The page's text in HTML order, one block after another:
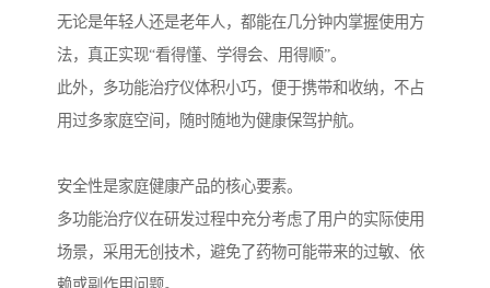
无论是年轻人还是老年人，都能在几分钟内掌握使用方
法，真正实现“看得懂、学得会、用得顺”。
此外，多功能治疗仪体积小巧，便于携带和收纳，不占
用过多家庭空间，随时随地为健康保驾护航。
安全性是家庭健康产品的核心要素。
多功能治疗仪在研发过程中充分考虑了用户的实际使用
场景，采用无创技术，避免了药物可能带来的过敏、依